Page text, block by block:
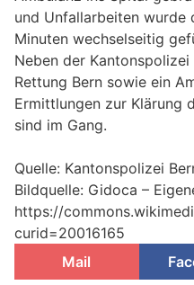
und Unfallarbeiten wurde
Minuten wechselseitig
Neben der
Rettung Bern sowie ein
Ermittlungen zur Klärung
sind im Gang.
Quelle: Kantonspolizei
Bildquelle: Gidoca –
https://
curid=20016165
Mail